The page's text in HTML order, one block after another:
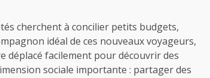
cherchent à concilier petits budgets,
idéal de ces nouveaux voyageurs,
déplacé facilement pour découvrir des
sociale importante : partager des